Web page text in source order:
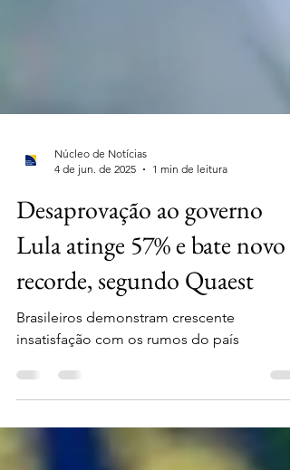
Núcleo de Notícias
4 de jun. de 2025
1 min de leitura
Desaprovação ao governo
Lula atinge 57% e bate novo
recorde, segundo Quaest
insatisfação com os rumos do país